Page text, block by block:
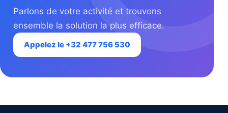
Parlons de votre activité et trouvons
ensemble la solution la plus efficace.
Appelez le +32 477 756 530